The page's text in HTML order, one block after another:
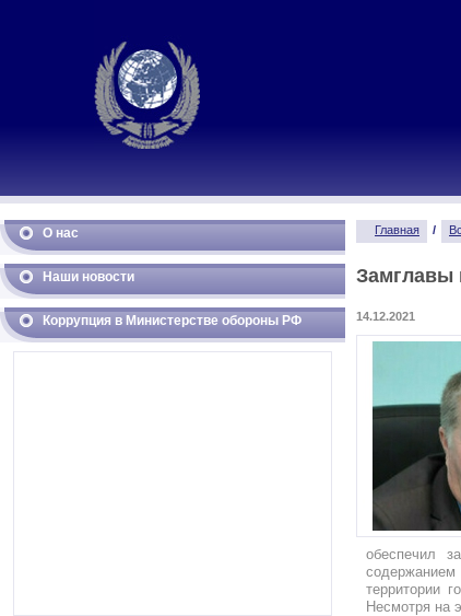
О нас
Наши новости
Коррупция в Министерстве обороны РФ
Главная /
Замглавы
14.12.2021
обеспечил
содержанием
территории
Несмотря на